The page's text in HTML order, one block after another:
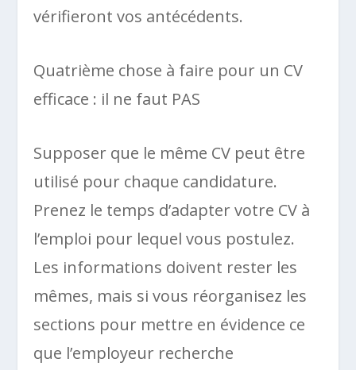
vérifieront vos antécédents.
Quatrième chose à faire pour un CV
efficace : il ne faut PAS
Supposer que le même CV peut être
utilisé pour chaque candidature.
Prenez le temps d’adapter votre CV à
l’emploi pour lequel vous postulez.
Les informations doivent rester les
mêmes, mais si vous réorganisez les
sections pour mettre en évidence ce
que l’employeur recherche